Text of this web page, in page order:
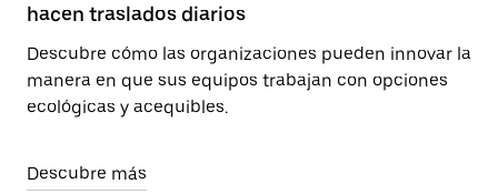
hacen traslados diarios
Descubre cómo las organizaciones pueden innovar la
manera en que sus equipos trabajan con opciones
ecológicas y acequibles.
Descubre más